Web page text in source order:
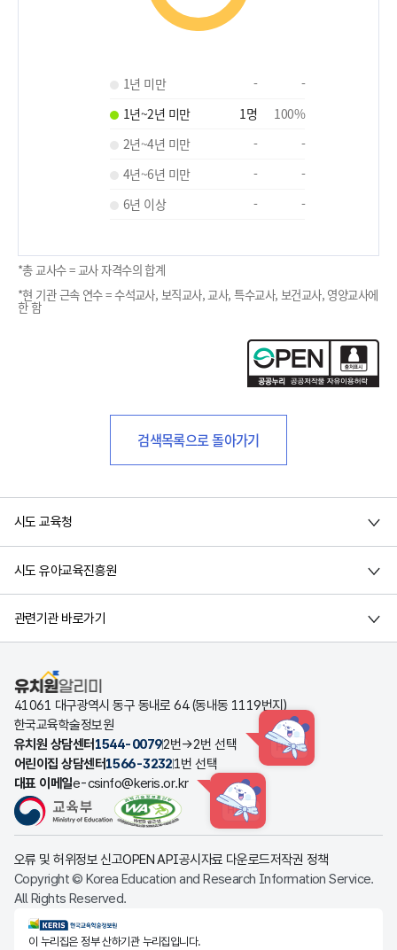
1년 미만 -
-
1년~2년 미만
1명 100%
2년~4년 미만
-
-
4년~6년 미만
-
-
6년 이상
- -
*총 교사수 = 교사 자격수의 합계
*현 기관 근속 연수 = 수석교사, 보직교사, 교사, 특수교사, 보건교사, 영양교사에
한 함
검색목록으로 돌아가기
시도 교육청
시도 유아교육진흥원
관련기관 바로가기
유치원알리미
41061 대구광역시 동구 동내로 64 (동내동 1119번지)
한국교육학술정보원
유치원 상담센터 1544-00792번→2번 선택 HINT
어린이집 상담센터1566-32321번 선택
대표 이메일e-csinfo@keris.or.kr
HINT
오류 및 허위정보 신고OPEN API공시자료 다운로드저작권 정책
Copyright © Korea Education and Research Information Service.
All Rights Reserved.
KERIS한국교육학술정보원
이 누리집은 정부 산하기관 누리집입니다.